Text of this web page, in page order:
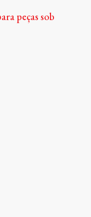
peças sob